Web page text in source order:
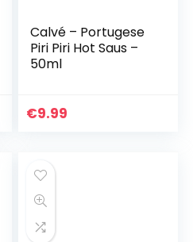
Calvé – Portugese
Piri Piri Hot Saus –
50ml
€9.99